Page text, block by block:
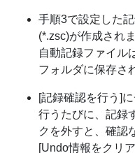
手順3で設定した
(*.zsc)が作成されま
自動記録ファイル
フォルダに保存さ
[記録確認を行う]
行うたびに、記録
クを外すと、確認
[Undo情報をクリ